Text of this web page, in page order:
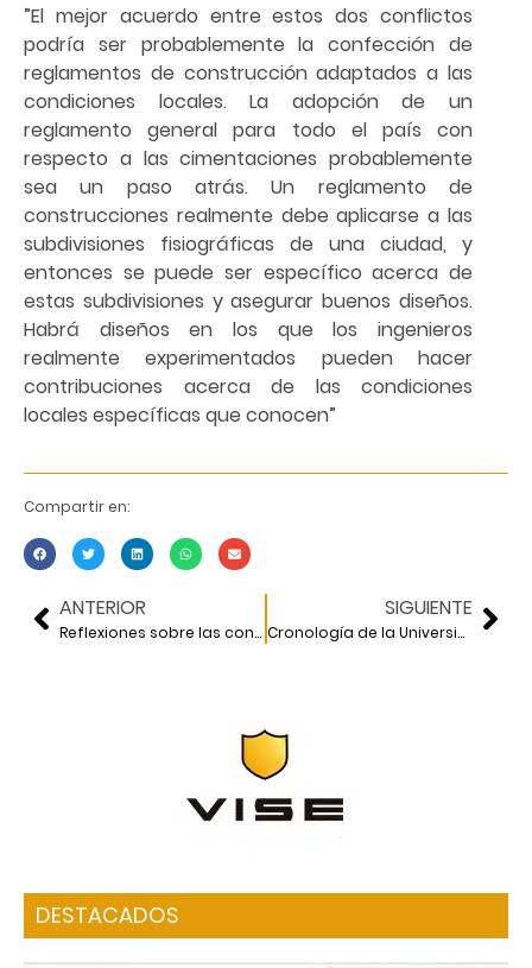
”El mejor acuerdo entre estos dos conflictos
podría ser probablemente la confección de
reglamentos de construcción adaptados a las
condiciones locales. La adopción de un
reglamento general para todo el país con
respecto a las cimentaciones probablemente
sea un paso atrás. Un reglamento de
construcciones realmente debe aplicarse a las
subdivisiones fisiográficas de una ciudad, y
entonces se puede ser específico acerca de
estas subdivisiones y asegurar buenos diseños.
Habrá diseños en los que los ingenieros
realmente experimentados pueden hacer
contribuciones acerca de las condiciones
locales específicas que conocen”
Compartir en:
ANTERIOR
Reflexiones sobre las conferencias internacionales
SIGUIENTE
Cronología de la Universidad Nacional Autónoma de México 1910-1994
DESTACADOS